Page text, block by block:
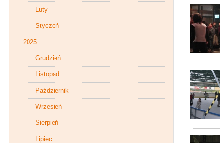
Luty
Styczeń
2025
Grudzień
Listopad
Październik
Wrzesień
Sierpień
Lipiec